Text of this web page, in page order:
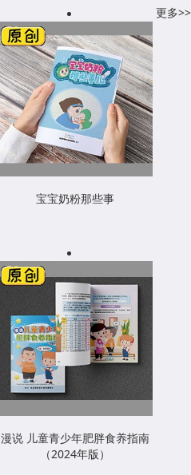
更多>>
宝宝奶粉那些事
漫说 儿童青少年肥胖食养指南
（2024年版）